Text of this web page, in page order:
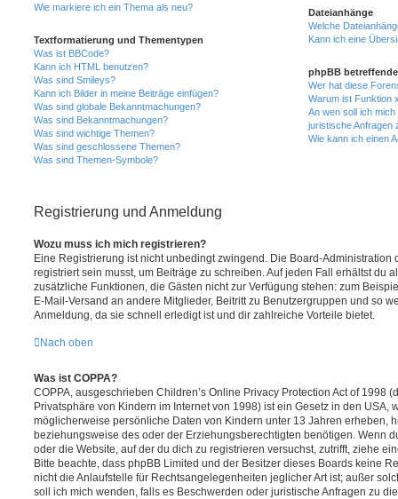
Wie markiere ich ein Thema als neu?
Textformatierung und Thementypen
Was ist BBCode?
Kann ich HTML benutzen?
Was sind Smileys?
Kann ich Bilder in meine Beiträge einfügen?
Was sind globale Bekanntmachungen?
Was sind Bekanntmachungen?
Was sind wichtige Themen?
Was sind geschlossene Themen?
Was sind Themen-Symbole?
Dateianhänge
Welche
Kann ich eine
phpBB
Wer hat diese
Warum ist Funktion
An wen soll ich
juristische Anfragen
Wie kann ich einen
Registrierung und Anmeldung
Wozu muss ich mich registrieren?
Eine Registrierung ist nicht unbedingt zwingend. Die Board-Administration
registriert sein musst, um Beiträge zu schreiben. Auf jeden Fall erhältst du
zusätzliche Funktionen, die Gästen nicht zur Verfügung stehen: zum
E-Mail-Versand an andere Mitglieder, Beitritt zu Benutzergruppen und so
Anmeldung, da sie schnell erledigt ist und dir zahlreiche Vorteile bietet.
Nach oben
Was ist COPPA?
COPPA, ausgeschrieben Children’s Online Privacy Protection Act of 1998
Privatsphäre von Kindern im Internet von 1998) ist ein Gesetz in den USA,
möglicherweise persönliche Daten von Kindern unter 13 Jahren erheben,
beziehungsweise des oder der Erziehungsberechtigten benötigen. Wenn
oder die Website, auf der du dich zu registrieren versuchst, zutrifft, ziehe
Bitte beachte, dass phpBB Limited und der Besitzer dieses Boards keine
nicht die Anlaufstelle für Rechtsangelegenheiten jeglicher Art ist; außer
soll ich mich wenden, falls es Beschwerden oder juristische Anfragen zu